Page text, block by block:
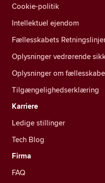
Cookie-politik
Intellektuel ejendom
Fællesskabets
Oplysninger vedrørende
Oplysninger om
Tilgængelighedserklæring
Karriere
Ledige stillinger
Tech Blog
Firma
FAQ